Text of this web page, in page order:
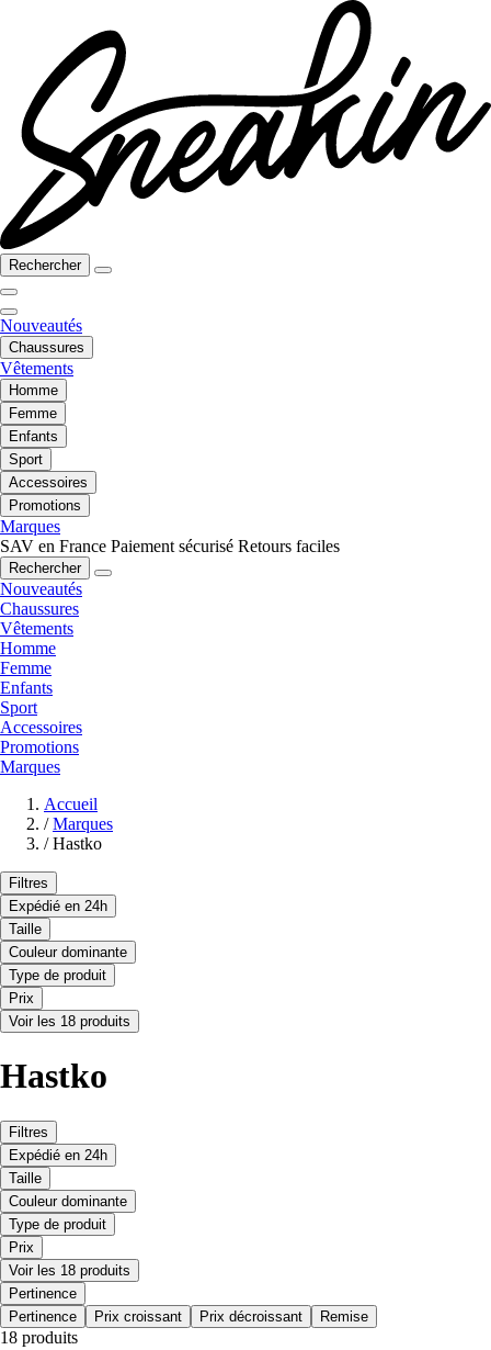
Rechercher
Nouveautés
Chaussures
Vêtements
Homme
Femme
Enfants
Sport
Accessoires
Promotions
Marques
SAV en France Paiement sécurisé Retours faciles
Rechercher
Nouveautés
Chaussures
Vêtements
Homme
Femme
Enfants
Sport
Accessoires
Promotions
Marques
Accueil
/ Marques
/ Hastko
Filtres
Expédié en 24h
Taille
Couleur dominante
Type de produit
Prix
Voir les 18 produits
Hastko
Filtres
Expédié en 24h
Taille
Couleur dominante
Type de produit
Prix
Voir les 18 produits
Pertinence
Pertinence
Prix croissant Prix décroissant Remise
18 produits